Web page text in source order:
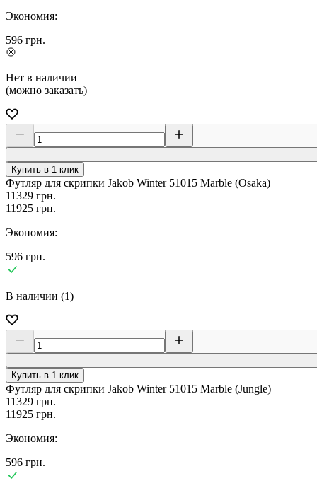
Экономия:
596 грн.
Нет в наличии
(можно заказать)
Купить в 1 клик
Футляр для скрипки Jakob Winter 51015 Marble (Osaka)
11329 грн.
11925 грн.
Экономия:
596 грн.
В наличии (1)
Купить в 1 клик
Футляр для скрипки Jakob Winter 51015 Marble (Jungle)
11329 грн.
11925 грн.
Экономия:
596 грн.